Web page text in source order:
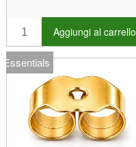
Aggiungi al carrello
Essentials